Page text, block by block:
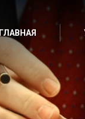
ГЛАВНАЯ